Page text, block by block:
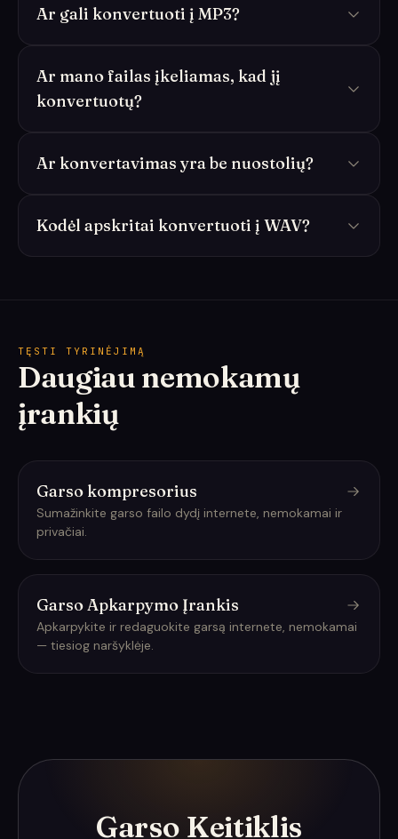
Ar gali konvertuoti į MP3?
Ar mano failas įkeliamas, kad jį
konvertuotų?
Ar konvertavimas yra be nuostolių?
Kodėl apskritai konvertuoti į WAV?
TĘSTI TYRINĖJIMĄ
Daugiau nemokamų
įrankių
Garso kompresorius
Sumažinkite garso failo dydį internete, nemokamai ir
privačiai.
Garso Apkarpymo Įrankis
Apkarpykite ir redaguokite garsą internete, nemokamai
— tiesiog naršyklėje.
Garso Keitiklis